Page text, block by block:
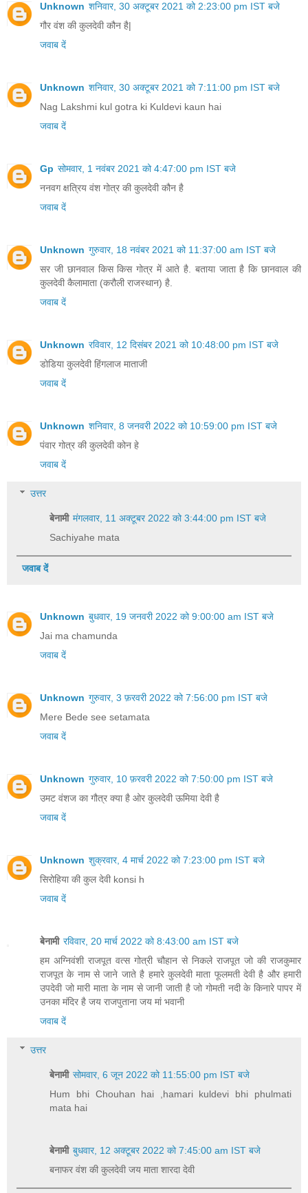
Unknown शनिवार, 30 अक्टूबर 2021 को 2:23:00 pm IST बजे
गौर वंश की कुलदेवी कौन है|
जवाब दें
Unknown शनिवार, 30 अक्टूबर 2021 को 7:11:00 pm IST बजे
Nag Lakshmi kul gotra ki Kuldevi kaun hai
जवाब दें
Gp सोमवार, 1 नवंबर 2021 को 4:47:00 pm IST बजे
ननवग क्षत्रिय वंश गोत्र की कुलदेवी कौन है
जवाब दें
Unknown गुरुवार, 18 नवंबर 2021 को 11:37:00 am IST बजे
सर जी छानवाल किस किस गोत्र में आते है. बताया जाता है कि छानवाल की
कुलदेवी कैलामाता (करौली राजस्थान) है.
जवाब दें
Unknown रविवार, 12 दिसंबर 2021 को 10:48:00 pm IST बजे
डोडिया कुलदेवी हिंगलाज माताजी
जवाब दें
Unknown शनिवार, 8 जनवरी 2022 को 10:59:00 pm IST बजे
पंवार गोत्र की कुलदेवी कोन हे
जवाब दें
उत्तर
बेनामी मंगलवार, 11 अक्टूबर 2022 को 3:44:00 pm IST बजे
Sachiyahe mata
जवाब दें
Unknown बुधवार, 19 जनवरी 2022 को 9:00:00 am IST बजे
Jai ma chamunda
जवाब दें
Unknown गुरुवार, 3 फ़रवरी 2022 को 7:56:00 pm IST बजे
Mere Bede see setamata
जवाब दें
Unknown गुरुवार, 10 फ़रवरी 2022 को 7:50:00 pm IST बजे
उमट वंशज का गौत्र क्या है ओर कुलदेवी ऊमिया देवी है
जवाब दें
Unknown शुक्रवार, 4 मार्च 2022 को 7:23:00 pm IST बजे
सिरोहिया की कुल देवी konsi h
जवाब दें
बेनामी रविवार, 20 मार्च 2022 को 8:43:00 am IST बजे
हम अग्निवंशी राजपूत वत्स गोत्री चौहान से निकले राजपूत जो की राजकुमार
राजपूत के नाम से जाने जाते है हमारे कुलदेवी माता फूलमती देवी है और हमारी
उपदेवी जो मारी माता के नाम से जानी जाती है जो गोमती नदी के किनारे पापर में
उनका मंदिर है जय राजपुताना जय मां भवानी
जवाब दें
उत्तर
बेनामी सोमवार, 6 जून 2022 को 11:55:00 pm IST बजे
Hum bhi Chouhan hai ,hamari kuldevi bhi phulmati
mata hai
बेनामी बुधवार, 12 अक्टूबर 2022 को 7:45:00 am IST बजे
बनाफर वंश की कुलदेवी जय माता शारदा देवी